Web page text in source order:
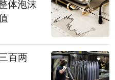
体泡沫
百两